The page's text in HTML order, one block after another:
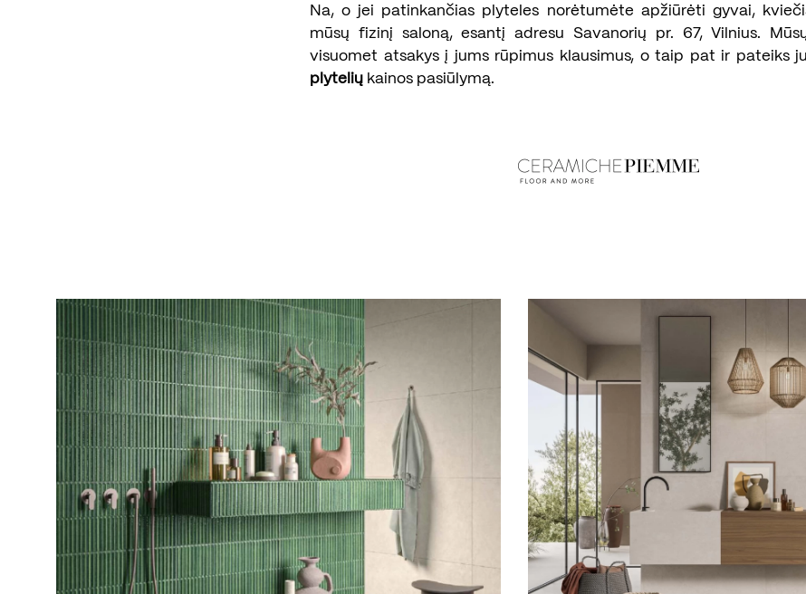
Na, o jei patinkančias plyteles norėtumėte apžiūrėti gyvai,
mūsų fizinį saloną, esantį adresu Savanorių pr. 67, Vilnius.
visuomet atsakys į jums rūpimus klausimus, o taip pat ir pateiks
plytelių kainos pasiūlymą.